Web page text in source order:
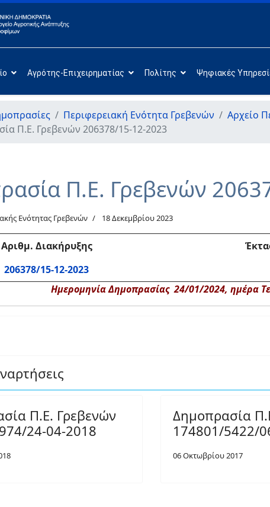
Αγρότης-Επιχειρηματίας Πολίτης Ψηφιακές
Περιφερειακή Ενότητα Γρεβενών
Αρχείο
Π.Ε. Γρεβενών 206378/15-12-2023
Π.Ε. Γρεβενών
Ενότητας Γρεβενών 18 Δεκεμβρίου 2023
Αριθμ. Διακήρυξης
206378/15-12-2023
Ημερομηνία Δημοπρασίας 24/01/2024, ημέρα
Π.Ε. Γρεβενών
24-04-2018
Δημοπρασία
174801/5422/
06 Οκτωβρίου 2017